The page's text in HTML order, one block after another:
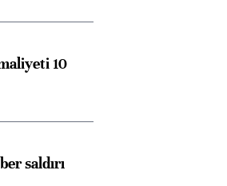
10
saldırı